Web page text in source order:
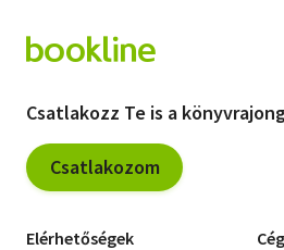
Csatlakozz Te is a
Csatlakozom
Elérhetőségek